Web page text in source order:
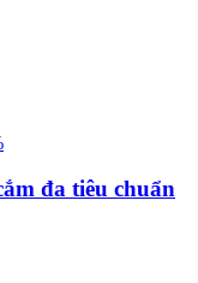
đa tiêu chuẩn